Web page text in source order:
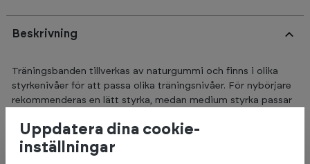
Beskrivning
Träningsbanden tillverkas av naturgummi och finns i olika
styrkenivåer för att passa olika träningsnivåer. För nybörjare
rekommenderas en lätt styrka, medan medium styrka passar
vältränade personer.
Med dessa träningsband kan du träna både över- och
Uppdatera dina cookie-
inställningar